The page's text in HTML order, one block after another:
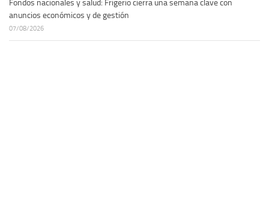
Fondos nacionales y salud: Frigerio cierra una semana clave con
anuncios económicos y de gestión
07/08/2026